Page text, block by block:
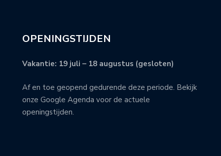
OPENINGSTIJDEN
Vakantie: 19 juli – 18 augustus (gesloten)
Af en toe geopend gedurende deze periode. Bekijk
onze Google Agenda voor de actuele
openingstijden.